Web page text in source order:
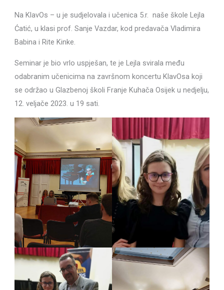
Na KlavOs – u je sudjelovala i učenica 5.r. naše škole Lejla
Ćatić, u klasi prof. Sanje Vazdar, kod predavača Vladimira
Babina i Rite Kinke.
Seminar je bio vrlo uspješan, te je Lejla svirala među
odabranim učenicima na završnom koncertu KlavOsa koji
se održao u Glazbenoj školi Franje Kuhača Osijek u nedjelju,
12. veljače 2023. u 19 sati.